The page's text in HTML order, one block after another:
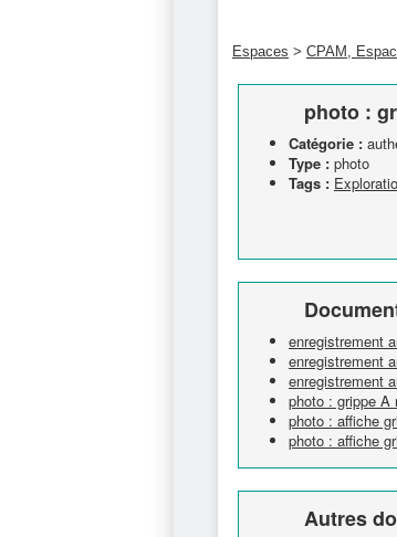
Espaces > CPAM,
photo :
Catégorie :
Type : photo
Tags :
enregistrement
enregistrement
enregistrement
photo : grippe A
photo : affiche
photo : affiche
Autres